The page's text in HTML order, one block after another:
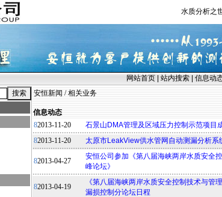
水质分析之
网站首页 站内搜索 信息动
安恒新闻 /相关业务
信息动态
82013-11-20 石景山DMA管理及区域压力控制示范项目
82013-11-20 太原市LeakView供水管网自动测漏分析系
82013-04-27
安恒公司参加《第八届海峡两岸水质安全
峰论坛》
82013-04-19
《第八届海峡两岸水质安全控制技术与管
漏损控制分论坛日程